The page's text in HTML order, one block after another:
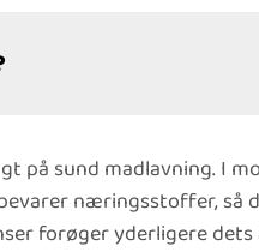
på sund madlavning. I
næringsstoffer, så
forøger yderligere